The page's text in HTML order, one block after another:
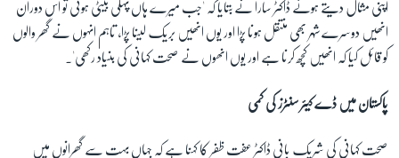
اپنی مثال دیتے ہوئے ڈاکٹر سارا نے بتایا کہ 'جب میرے ہاں پہلی بیٹی ہوئی تو اس دوران
انھیں دوسرے شہر بھی منتقل ہونا پڑا اور یوں انھیں بریک لینا پڑا، تاہم انہوں نے گھر والوں
کو قائل کیا کہ انھیں کچھ کرنا ہے اور یوں انھوں نے صحت کہانی کی بنیاد رکھی'۔
پاکستان میں ڈے کیئر سنٹرز کی کمی
صحت کہانی کی شریک بانی ڈاکٹر عفت ظفر کا کہنا ہے کہ جہاں بہت سے گھرانوں میں